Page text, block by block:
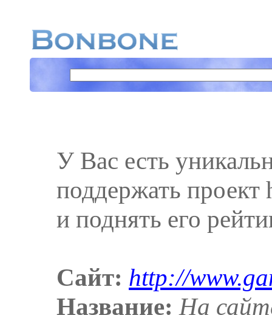
У Вас есть
поддержать
и поднять его
Сайт: http://
Название: На